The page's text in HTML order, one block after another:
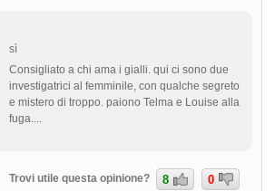
sì
Consigliato a chi ama i gialli. qui ci sono due
investigatrici al femminile, con qualche segreto
e mistero di troppo. paiono Telma e Louise alla
fuga....
Trovi utile questa opinione? 8 0